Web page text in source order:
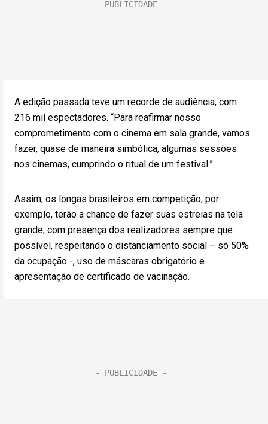
A edição passada teve um recorde de audiência, com
216 mil espectadores. “Para reafirmar nosso
comprometimento com o cinema em sala grande, vamos
fazer, quase de maneira simbólica, algumas sessões
nos cinemas, cumprindo o ritual de um festival.”
Assim, os longas brasileiros em competição, por
exemplo, terão a chance de fazer suas estreias na tela
grande, com presença dos realizadores sempre que
possível, respeitando o distanciamento social – só 50%
da ocupação -, uso de máscaras obrigatório e
apresentação de certificado de vacinação.